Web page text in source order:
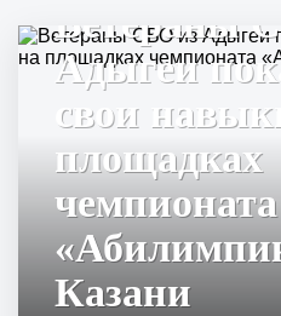
Ветераны
Адыгеи
свои
площадках
чемпионата
Казани